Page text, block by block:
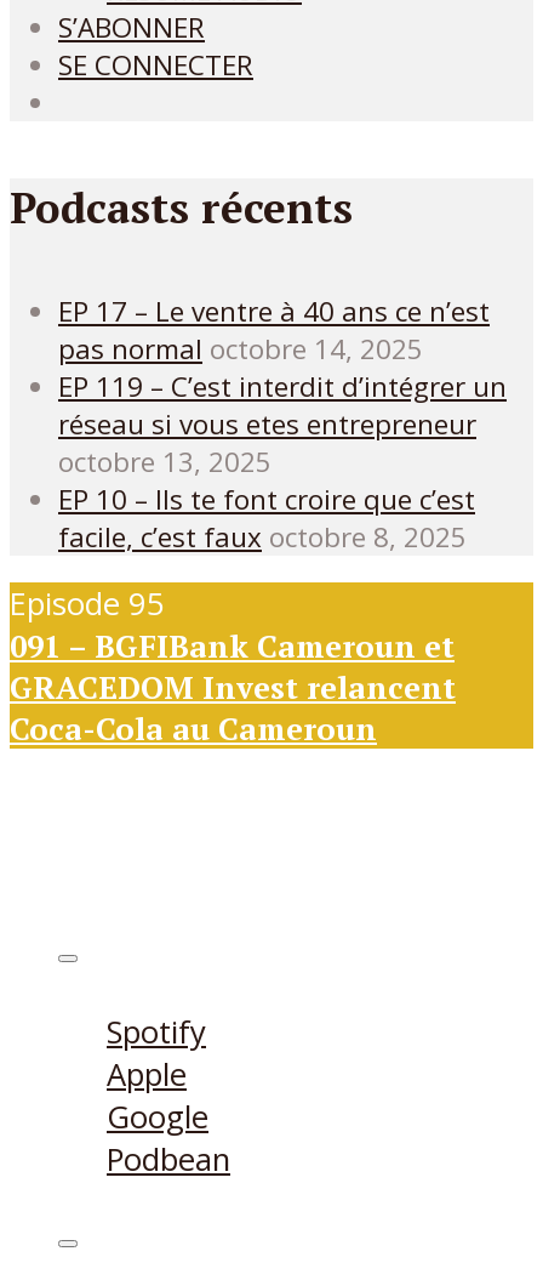
S’ABONNER
SE CONNECTER
Podcasts récents
EP 17 – Le ventre à 40 ans ce n’est
pas normal octobre 14, 2025
EP 119 – C’est interdit d’intégrer un
réseau si vous etes entrepreneur
octobre 13, 2025
EP 10 – Ils te font croire que c’est
facile, c’est faux octobre 8, 2025
Episode 95
091 – BGFIBank Cameroun et
GRACEDOM Invest relancent
Coca-Cola au Cameroun
Spotify
Apple
Google
Podbean